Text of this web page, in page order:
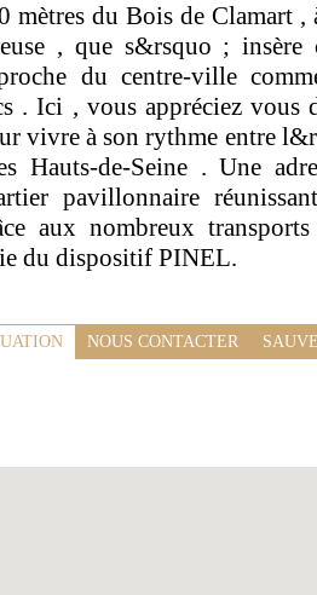
mètres du Bois de Clamart
, que s&rsquo ; insère
du centre-ville
. Ici , vous appréciez vous
vivre à son rythme entre
Hauts-de-Seine . Une
pavillonnaire
aux nombreux
du dispositif PINEL.
NOUS CONTACTER